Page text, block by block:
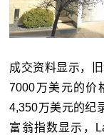
成交资料显示，
7000万美元的价
4,350万美元的纪
富翁指数显示，